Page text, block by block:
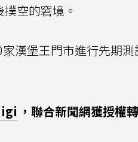
空的窘境。
漢堡王門市進行先期
，聯合新聞網獲授權